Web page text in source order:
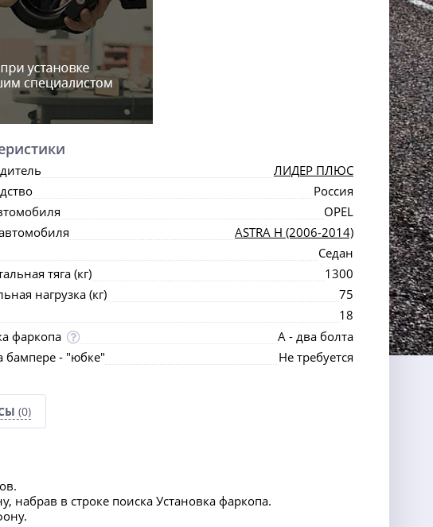
ЛИДЕР ПЛЮС
Россия
OPEL
ASTRA H (2006-2014)
Седан
тяга (кг)
1300
нагрузка (кг)
75
18
фаркопа
А - два болта
бампере - "юбке"
Не требуется
(0)
набрав в строке поиска Установка фаркопа.